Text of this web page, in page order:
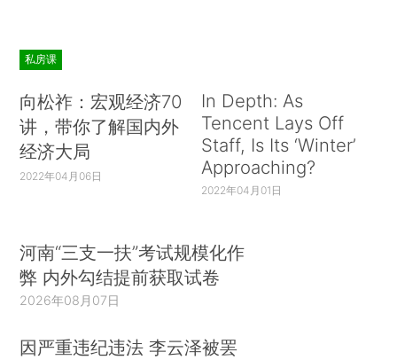
私房课
向松祚：宏观经济70
讲，带你了解国内外
经济大局
2022年04月06日
In Depth: As
Tencent Lays Off
Staff, Is Its ‘Winter’
Approaching?
2022年04月01日
河南“三支一扶”考试规模化作
弊 内外勾结提前获取试卷
2026年08月07日
因严重违纪违法 李云泽被罢